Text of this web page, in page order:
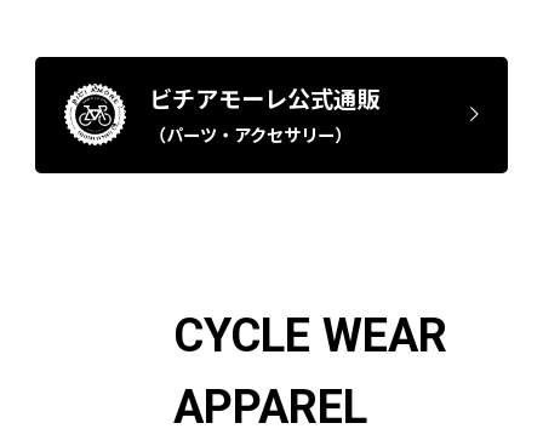
ビチアモーレ公式通販
（パーツ・アクセサリー）
CYCLE WEAR
APPAREL